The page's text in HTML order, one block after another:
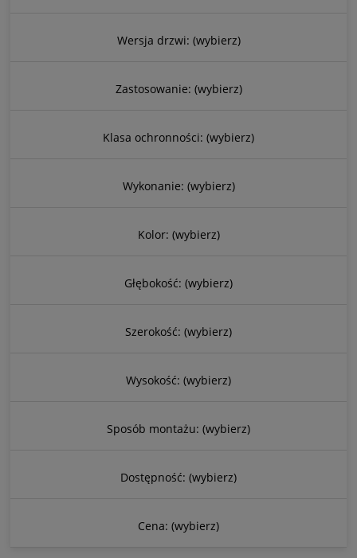
Wersja drzwi: (wybierz)
Zastosowanie: (wybierz)
Klasa ochronności: (wybierz)
Wykonanie: (wybierz)
Kolor: (wybierz)
Głębokość: (wybierz)
Szerokość: (wybierz)
Wysokość: (wybierz)
Sposób montażu: (wybierz)
Dostępność: (wybierz)
Cena: (wybierz)